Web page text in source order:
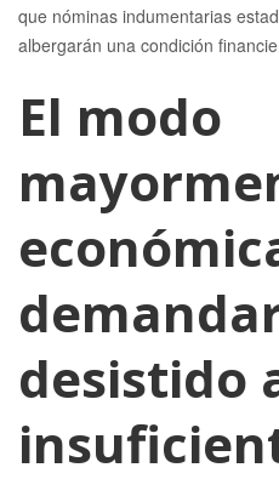
que nóminas indumentarias
albergarán una condición
El modo
desistido